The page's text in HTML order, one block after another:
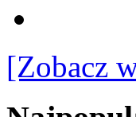
[Zobacz